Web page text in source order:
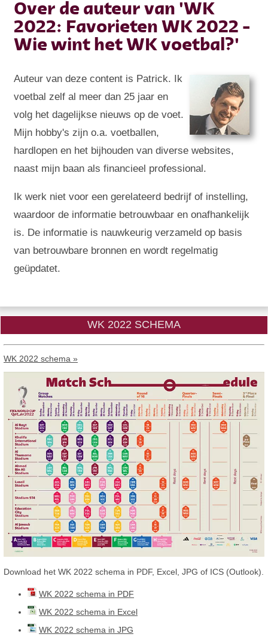
Over de auteur van 'WK
2022: Favorieten WK 2022 -
Wie wint het WK voetbal?'
Auteur van deze content is Patrick. Ik
voetbal zelf al meer dan 25 jaar en
volg het dagelijkse nieuws op de voet.
Mijn hobby's zijn o.a. voetballen,
hardlopen en het bijhouden van diverse websites,
naast mijn baan als financieel professional.
Ik werk niet voor een gerelateerd bedrijf of instelling,
waardoor de informatie betrouwbaar en onafhankelijk
is. De informatie is nauwkeurig verzameld op basis
van betrouwbare bronnen en wordt regelmatig
geüpdatet.
WK 2022 SCHEMA
WK 2022 schema »
Download het WK 2022 schema in PDF, Excel, JPG of ICS (Outlook).
WK 2022 schema in PDF
WK 2022 schema in Excel
WK 2022 schema in JPG